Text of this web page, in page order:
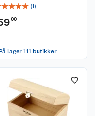
☆☆☆☆ (1)
00
På lager i 11 butikker